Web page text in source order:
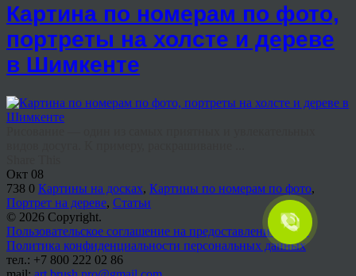
Картина по номерам по фото,
портреты на холсте и дереве
в Шимкенте
Окт 08
738 0 Картины на досках, Картины по номерам по фото,
Портрет на дереве, Статьи
© 2026 Copyright.
Пользовательское соглашение на предоставление услуг
Политика конфиденциальности персональных данных
тел.: +7 800 222 02 86